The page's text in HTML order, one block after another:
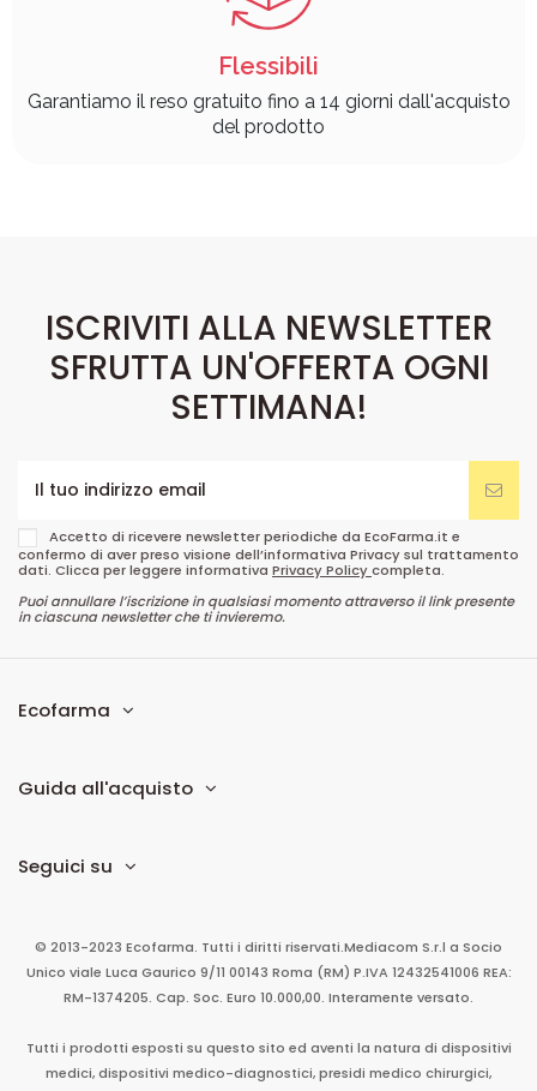
Flessibili
Garantiamo il reso gratuito fino a 14 giorni dall'acquisto
del prodotto
ISCRIVITI ALLA NEWSLETTER
SFRUTTA UN'OFFERTA OGNI
SETTIMANA!
Accetto di ricevere newsletter periodiche da EcoFarma.it e
confermo di aver preso visione dell’informativa Privacy sul trattamento
dati. Clicca per leggere informativa Privacy Policycompleta.
Puoi annullare l’iscrizione in qualsiasi momento attraverso il link presente
in ciascuna newsletter che ti invieremo.
Ecofarma
Guida all'acquisto
Seguici su
© 2013-2023 Ecofarma. Tutti i diritti riservati.Mediacom S.r.l a Socio
Unico viale Luca Gaurico 9/11 00143 Roma (RM) P.IVA 12432541006 REA:
RM-1374205. Cap. Soc. Euro 10.000,00. Interamente versato.
Tutti i prodotti esposti su questo sito ed aventi la natura di dispositivi
medici, dispositivi medico-diagnostici, presidi medico chirurgici,